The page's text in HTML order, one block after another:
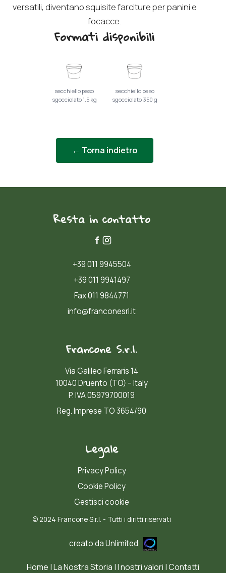
versatili, diventano squisite farciture per panini e
focacce.
Formati disponibili
secchiello peso
sgocciolato 1,5 kg
secchiello peso
sgocciolato 350 g
← Torna indietro
Resta in contatto
+39 011 9945504
+39 011 9941497
Fax 011 9844771
info@franconesrl.it
Francone S.r.l.
Via Galileo Ferraris 14
10040 Druento (TO) – Italy
P. IVA 05979700019
Reg. Imprese TO 3654/90
Legale
Privacy Policy
Cookie Policy
Gestisci cookie
© 2024 Francone S.r.l. - Tutti i diritti riservati
creato daUnlimited
Home |La Nostra Storia |I nostri valori |Contatti